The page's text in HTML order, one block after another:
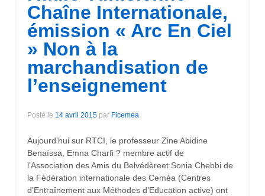
Chaîne Internationale,
émission « Arc En Ciel
» Non à la
marchandisation de
l’enseignement
Posté le 14 avril 2015 par Ficemea
Aujourd’hui sur RTCI, le professeur Zine Abidine
Benaïssa, Emna Charfi ? membre actif de
l’Association des Amis du Belvédèreet Sonia Chebbi de
la Fédération internationale des Ceméa (Centres
d’Entraînement aux Méthodes d’Education active) ont